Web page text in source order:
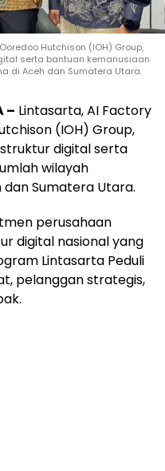
Hutchison (IOH) Group,
serta bantuan kemanusiaan
di Aceh dan Sumatera Utara.
– Lintasarta, AI Factory
(IOH) Group,
digital serta
wilayah
Sumatera Utara.
perusahaan
digital nasional yang
Lintasarta Peduli
pelanggan strategis,